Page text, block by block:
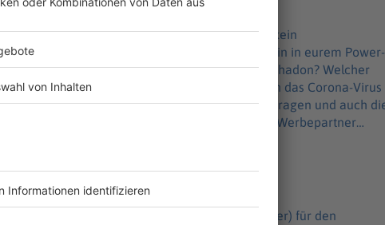
während Till parallel die Ramenbedingungen (kein
definiert. Und schon sind wir mitten drin in eurem Power-
Was ist der Katapult-Effekt und beschränkt sich das Corona-Virus
Fragen und auch die
über unsere Werbepartner
Ramenbedingungen (kein Rechtschreibfehler) für den